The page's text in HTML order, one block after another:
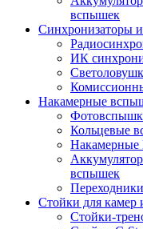
вспышек
Синхронизаторы
ИК
Накамерные
Кольцевые
Накамерные
вспышек
Стойки для камер
Стойки-